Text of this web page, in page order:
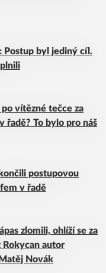
Postup byl jediný cíl.
vítězné tečce za
řadě? To bylo pro náš
postupovou
v řadě
zlomili, ohlíží se za
autor
Novák